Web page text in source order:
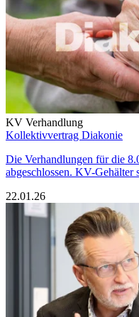
KV Verhandlung
Kollektivvertrag Diakonie
Die Verhandlungen für die
abgeschlossen. KV-Gehälter
22.01.26